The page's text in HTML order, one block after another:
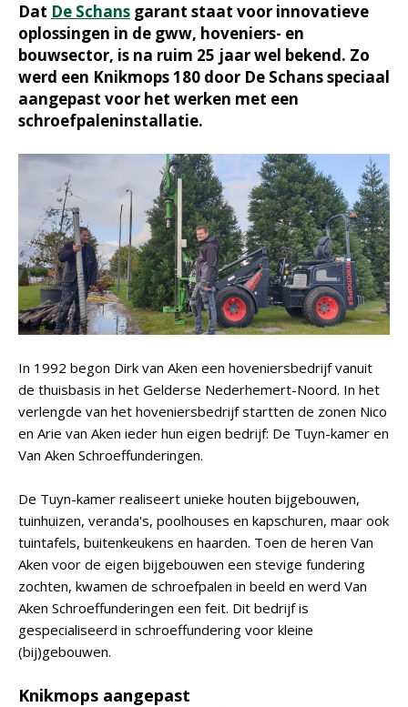
Dat De Schans garant staat voor innovatieve
oplossingen in de gww, hoveniers- en
bouwsector, is na ruim 25 jaar wel bekend. Zo
werd een Knikmops 180 door De Schans speciaal
aangepast voor het werken met een
schroefpaleninstallatie.
In 1992 begon Dirk van Aken een hoveniersbedrijf vanuit
de thuisbasis in het Gelderse Nederhemert-Noord. In het
verlengde van het hoveniersbedrijf startten de zonen Nico
en Arie van Aken ieder hun eigen bedrijf: De Tuyn-kamer en
Van Aken Schroeffunderingen.
De Tuyn-kamer realiseert unieke houten bijgebouwen,
tuinhuizen, veranda's, poolhouses en kapschuren, maar ook
tuintafels, buitenkeukens en haarden. Toen de heren Van
Aken voor de eigen bijgebouwen een stevige fundering
zochten, kwamen de schroefpalen in beeld en werd Van
Aken Schroeffunderingen een feit. Dit bedrijf is
gespecialiseerd in schroeffundering voor kleine
(bij)gebouwen.
Knikmops aangepast